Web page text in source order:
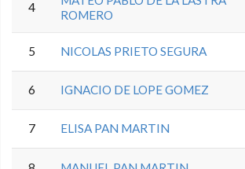
4
ROMERO
5 NICOLAS PRIETO SEGURA
6 IGNACIO DE LOPE GOMEZ
7 ELISA PAN MARTIN